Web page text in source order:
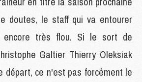
doutes, le staff qui va entourer
encore très flou. Si le sort de
Galtier Thierry Oleksiak
départ, ce n'est pas forcément le